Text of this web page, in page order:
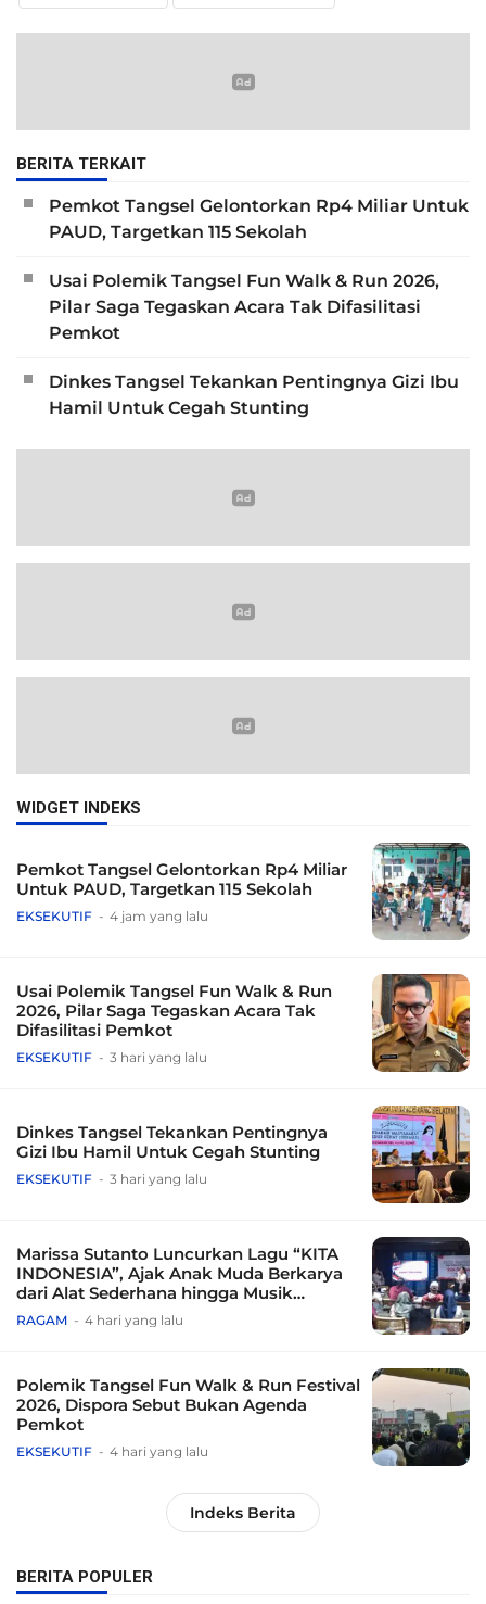
BERITA TERKAIT
Pemkot Tangsel Gelontorkan Rp4 Miliar Untuk
PAUD, Targetkan 115 Sekolah
Usai Polemik Tangsel Fun Walk & Run 2026,
Pilar Saga Tegaskan Acara Tak Difasilitasi
Pemkot
Dinkes Tangsel Tekankan Pentingnya Gizi Ibu
Hamil Untuk Cegah Stunting
WIDGET INDEKS
Pemkot Tangsel Gelontorkan Rp4 Miliar
Untuk PAUD, Targetkan 115 Sekolah
EKSEKUTIF 4 jam yang lalu
Usai Polemik Tangsel Fun Walk & Run
2026, Pilar Saga Tegaskan Acara Tak
Difasilitasi Pemkot
EKSEKUTIF 3 hari yang lalu
Dinkes Tangsel Tekankan Pentingnya
Gizi Ibu Hamil Untuk Cegah Stunting
EKSEKUTIF 3 hari yang lalu
Marissa Sutanto Luncurkan Lagu “KITA
INDONESIA”, Ajak Anak Muda Berkarya
dari Alat Sederhana hingga Musik
Tradisional
RAGAM 4 hari yang lalu
Polemik Tangsel Fun Walk & Run Festival
2026, Dispora Sebut Bukan Agenda
Pemkot
EKSEKUTIF 4 hari yang lalu
Indeks Berita
BERITA POPULER